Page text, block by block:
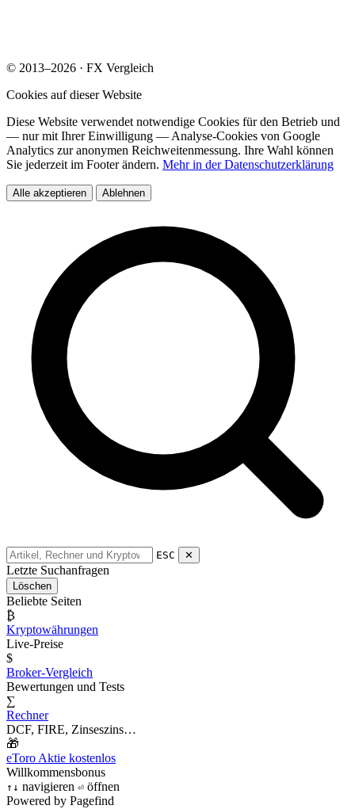
© 2013–2026 · FX Vergleich
Cookies auf dieser Website
Diese Website verwendet notwendige Cookies für den Betrieb und
— nur mit Ihrer Einwilligung — Analyse-Cookies von Google
Analytics zur anonymen Reichweitenmessung. Ihre Wahl können
Sie jederzeit im Footer ändern. Mehr in der Datenschutzerklärung
Alle akzeptieren Ablehnen
ESC ✕
Letzte Suchanfragen
Löschen
Beliebte Seiten
₿
Kryptowährungen
Live-Preise
$
Broker-Vergleich
Bewertungen und Tests
∑
Rechner
DCF, FIRE, Zinseszins…
🎁
eToro Aktie kostenlos
Willkommensbonus
↑ ↓ navigieren ⏎ öffnen
Powered by Pagefind